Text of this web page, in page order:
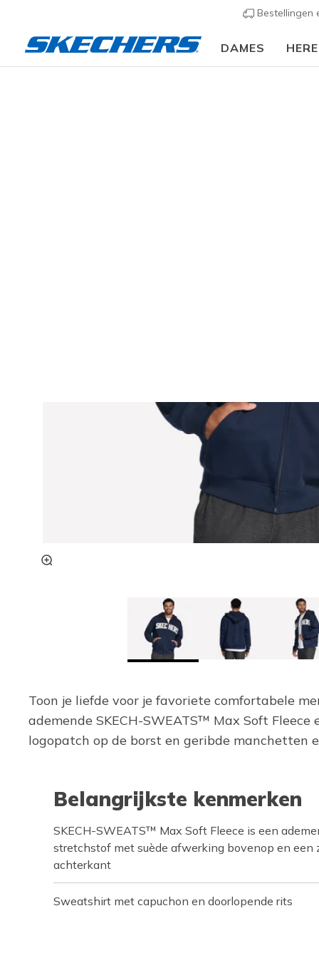
Bestellingen
DAMES
Toon je liefde voor je favoriete comfortabele
ademende SKECH-SWEATS™ Max Soft
logopatch op de borst en geribde manchetten
Belangrijkste kenmerken
SKECH-SWEATS™ Max Soft Fleece is een
stretchstof met suède afwerking bovenop en een
achterkant
Sweatshirt met capuchon en doorlopende rits